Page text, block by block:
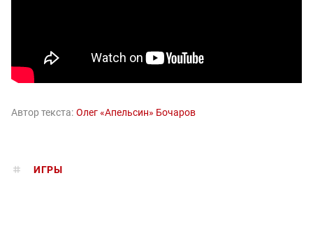
Автор текста: Олег «Апельсин» Бочаров
ИГРЫ